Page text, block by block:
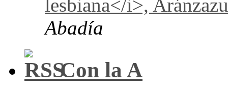
lesbiana</i>,
Abadía
Con la A